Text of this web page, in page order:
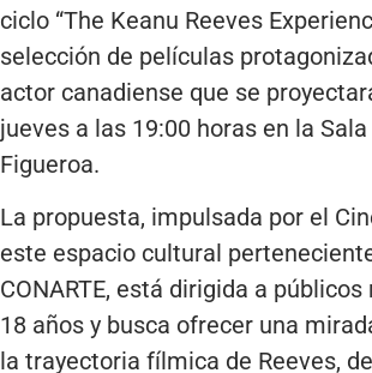
ciclo “The Keanu Reeves
selección de películas
actor canadiense que se
jueves a las 19:00 horas en la
Figueroa.
La propuesta, impulsada por el
este espacio cultural
CONARTE, está dirigida a públicos
18 años y busca ofrecer una
la trayectoria fílmica de Reeves,